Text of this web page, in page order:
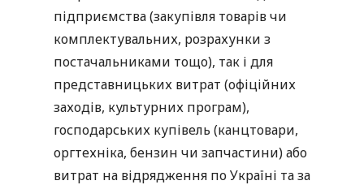
підприємства (закупівля товарів чи
комплектувальних, розрахунки з
постачальниками тощо), так і для
представницьких витрат (офіційних
заходів, культурних програм),
господарських купівель (канцтовари,
оргтехніка, бензин чи запчастини) або
витрат на відрядження по Україні та за